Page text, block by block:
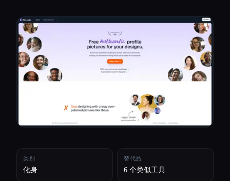
博客
比较工具
所有分类
类别
化身
替代品
6 个类似工具